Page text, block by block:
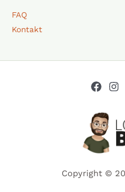
FAQ
Kontakt
Copyright ©